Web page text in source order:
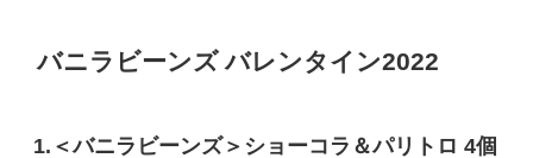
バニラビーンズ バレンタイン2022
1.＜バニラビーンズ＞ショーコラ＆パリトロ 4個